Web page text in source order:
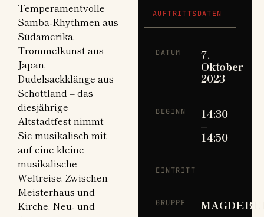
Temperamentvolle
Samba-Rhythmen aus
Südamerika,
Trommelkunst aus
Japan,
Dudelsackklänge aus
Schottland – das
diesjährige
Altstadtfest nimmt
Sie musikalisch mit
auf eine kleine
musikalische
Weltreise. Zwischen
Meisterhaus und
Kirche, Neu- und
AUFTRITTSDATEN
DATUM 7.
Oktober
2023
BEGINN 14:30
–
14:50
EINTRITT
GRUPPE